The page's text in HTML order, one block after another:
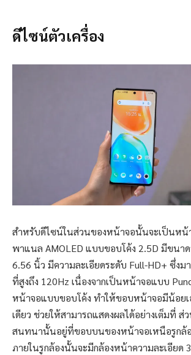
ดีไซน์ตัวเครื่อง
สำหรับดีไซน์ในส่วนของหน้าจอนั้นจะเป็นหน้
พาแนล AMOLED แบบขอบโค้ง 2.5D มีขนา
6.56 นิ้ว มีความละเอียดระดับ Full-HD+ ซึ่งม
ที่สูงถึง 120Hz เนื่องจากเป็นหน้าจอแบบ
หน้าจอแบบขอบโค้ง ทำให้ขอบหน้าจอมีน้อยเ
เดียว ช่วยให้สามารถแสดงผลได้อย่างเต็มที่ ส่
สนทนานั้นอยู่ที่ขอบบนของหน้าจอเหนือรูกล้
ภายในรูกล้องนั้นจะมีกล้องหน้าความละเอียด